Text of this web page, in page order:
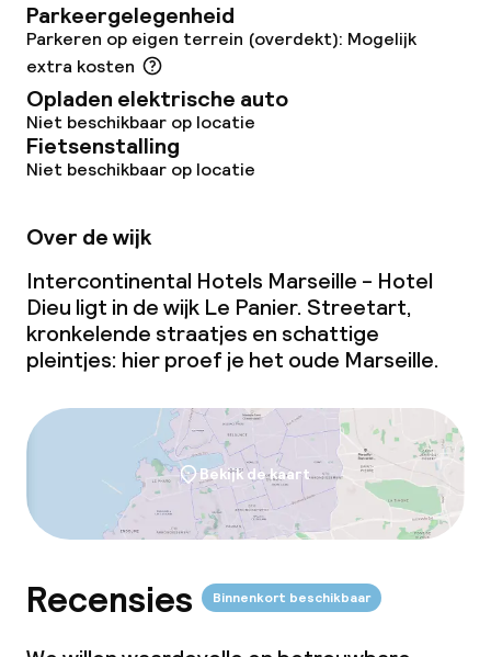
Zonneterras
Eet- en drinkgelegenheden
Restaurant
Bar
Eet- en drinkdiensten
Ontbijtbuffet
Lunchbuffet
Lunch à la carte
Lunch, vast menu
Parkeergelegenheid
Parkeren op eigen terrein (overdekt): Mogelijk
extra kosten
Opladen elektrische auto
Niet beschikbaar op locatie
Fietsenstalling
Niet beschikbaar op locatie
Over de wijk
Intercontinental Hotels Marseille - Hotel
Dieu ligt in de wijk Le Panier. Streetart,
kronkelende straatjes en schattige
pleintjes: hier proef je het oude Marseille.
Bekijk de kaart
Recensies Binnenkort beschikbaar